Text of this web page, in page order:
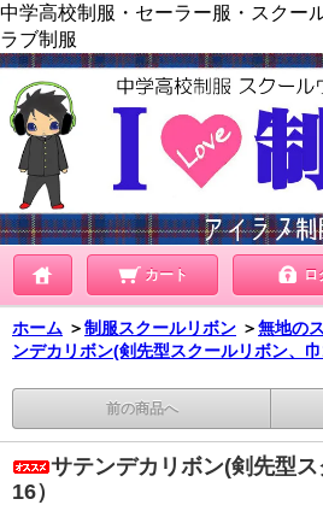
中学高校制服・セーラー服・スクー
ラブ制服
カート ロ
ホーム ＞制服スクールリボン ＞無地の
ンデカリボン(剣先型スクールリボン、巾
前の商品へ
サテンデカリボン(剣先型
16）